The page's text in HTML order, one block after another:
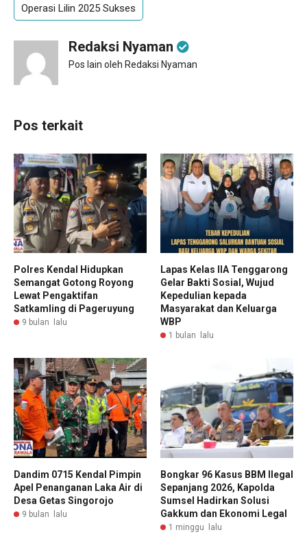
Operasi Lilin 2025 Sukses
Redaksi Nyaman
Pos lain oleh Redaksi Nyaman
Pos terkait
Polres Kendal Hidupkan
Semangat Gotong Royong
Lewat Pengaktifan
Satkamling di Pageruyung
9 bulan lalu
Lapas Kelas IIA Tenggarong
Gelar Bakti Sosial, Wujud
Kepedulian kepada
Masyarakat dan Keluarga
WBP
1 bulan lalu
Dandim 0715 Kendal Pimpin
Apel Penanganan Laka Air di
Desa Getas Singorojo
9 bulan lalu
Bongkar 96 Kasus BBM Ilegal
Sepanjang 2026, Kapolda
Sumsel Hadirkan Solusi
Gakkum dan Ekonomi Legal
1 minggu lalu